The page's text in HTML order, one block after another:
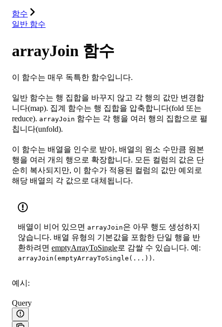
함수
일반 함수
arrayJoin 함수
이 함수는 매우 독특한 함수입니다.
일반 함수는 행 집합을 바꾸지 않고 각 행의 값만 변경합
니다(map). 집계 함수는 행 집합을 압축합니다(fold 또는
reduce). arrayJoin 함수는 각 행을 여러 행의 집합으로 펼
칩니다(unfold).
이 함수는 배열을 인수로 받아, 배열의 원소 수만큼 원본
행을 여러 개의 행으로 확장합니다. 모든 컬럼의 값은 단
순히 복사되지만, 이 함수가 적용된 컬럼의 값만 예외로
해당 배열의 각 값으로 대체됩니다.
배열이 비어 있으면 arrayJoin은 아무 행도 생성하지
않습니다. 배열 유형의 기본값을 포함한 단일 행을 반
환하려면 emptyArrayToSingle로 감쌀 수 있습니다. 예:
arrayJoin(emptyArrayToSingle(...)) .
예시:
Query